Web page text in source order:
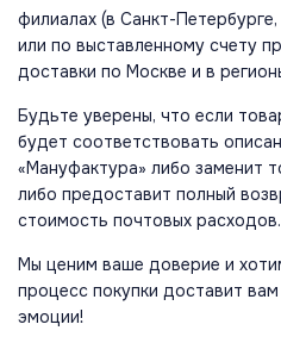
филиалах (в Санкт-
или по выставленному счету
доставки по Москве и в
Будьте уверены, что если
будет соответствовать
«Мануфактура» либо заменит
либо предоставит полный
стоимость почтовых расходов.
Мы ценим ваше доверие и
процесс покупки доставит
эмоции!